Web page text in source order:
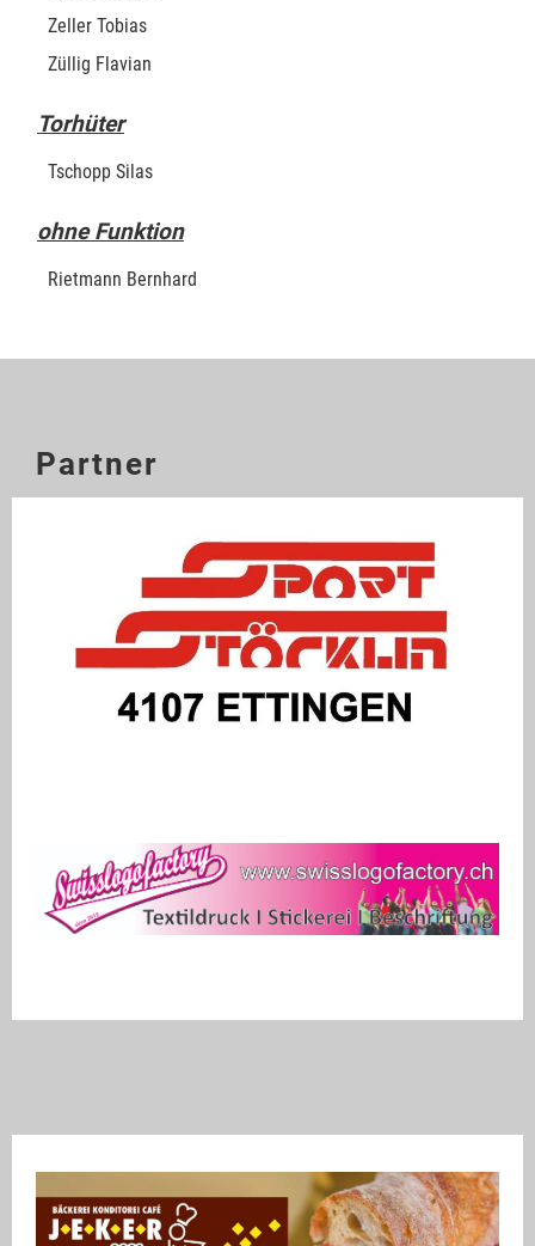
Zeller Tobias
Züllig Flavian
Torhüter
Tschopp Silas
ohne Funktion
Rietmann Bernhard
Partner